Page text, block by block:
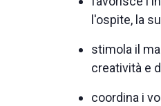
l'ospite, la
stimola il
creatività e
coordina i